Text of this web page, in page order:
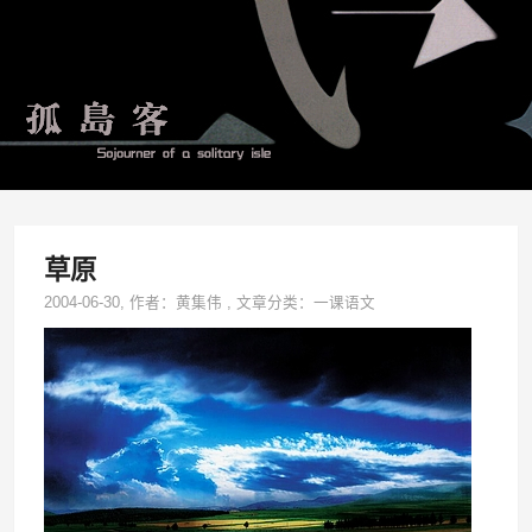
草原
2004-06-30, 作者：黄集伟 ,文章分类：一课语文